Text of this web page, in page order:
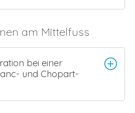
am Mittelfuss
bei einer
und Chopart-